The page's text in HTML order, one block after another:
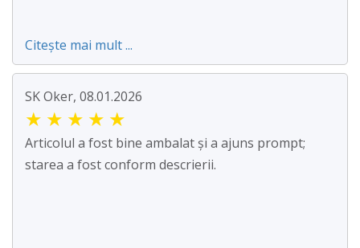
Citește mai mult ...
SK Oker, 08.01.2026
★ ★ ★ ★ ★
Articolul a fost bine ambalat și a ajuns prompt;
starea a fost conform descrierii.